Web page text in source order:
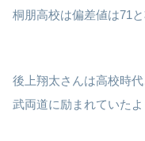
桐朋高校は偏差値は71
後上翔太さんは高校時
武両道に励まれていたよ